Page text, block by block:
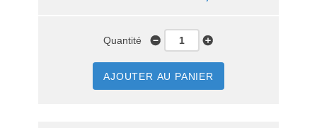
Quantité
AJOUTER AU PANIER